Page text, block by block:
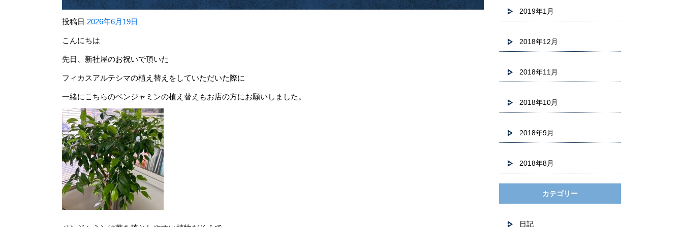
投稿日 2026年6月19日
こんにちは
先日、新社屋のお祝いで頂いた
フィカスアルテシマの植え替えをしていただいた際に
一緒にこちらのベンジャミンの植え替えもお店の方にお願いしました。
2019年1月
2018年12月
2018年11月
2018年10月
2018年9月
2018年8月
カテゴリー
日記